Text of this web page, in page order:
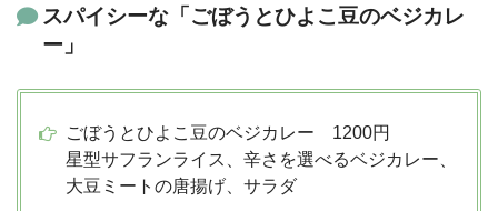
スパイシーな「ごぼうとひよこ豆のベジカレ
ー」
ごぼうとひよこ豆のベジカレー 1200円
星型サフランライス、辛さを選べるベジカレー、
大豆ミートの唐揚げ、サラダ